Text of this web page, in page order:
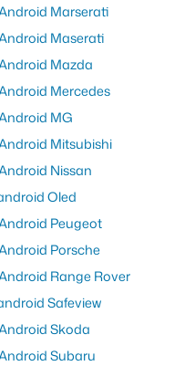
Marserati
Maserati
Mazda
Mercedes
MG
Mitsubishi
Nissan
Oled
Peugeot
Porsche
Range Rover
Safeview
Skoda
Subaru